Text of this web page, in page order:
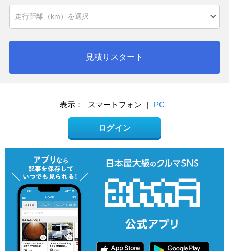
見積りスタート
表示： スマートフォン | PC
ログイン